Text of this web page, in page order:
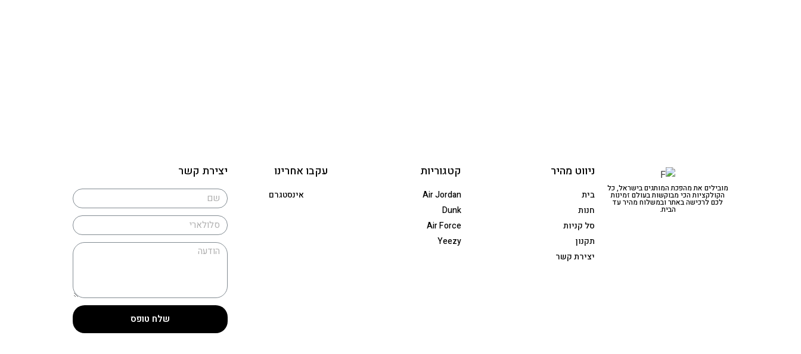
מובילים את מהפכת המותגים בישראל, כל
הקולקציות הכי מבוקשות בעולם זמינות
לכם לרכישה באתר ובמשלוח מהיר עד
הבית.
ניווט מהיר
בית
חנות
סל קניות
תקנון
יצירת קשר
קטגוריות
Air Jordan
Dunk
Air Force
Yeezy
עקבו אחרינו
אינסטגרם
יצירת קשר
שלח טופס